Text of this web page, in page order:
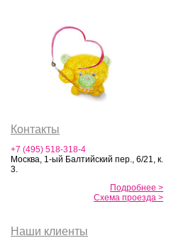
Контакты
+7 (495) 518-318-4
Москва, 1-ый Балтийский пер., 6/21, к.
3.
Подробнее >
Схема проезда >
Наши клиенты